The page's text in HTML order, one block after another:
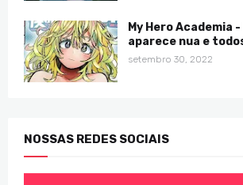
My Hero Academia
aparece nua e
setembro 30, 2022
NOSSAS REDES SOCIAIS